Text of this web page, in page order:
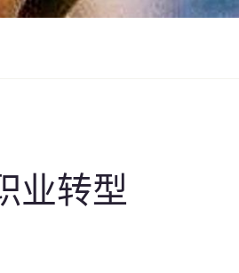
业转型